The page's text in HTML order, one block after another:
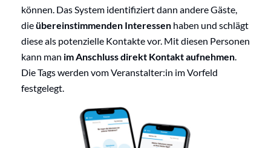
können. Das System identifiziert dann andere Gäste,
dieübereinstimmenden Interessen haben und schlägt
diese als potenzielle Kontakte vor. Mit diesen Personen
kann man im Anschluss direkt Kontakt aufnehmen
Die Tags werden vom Veranstalter:in im Vorfeld
festgelegt.